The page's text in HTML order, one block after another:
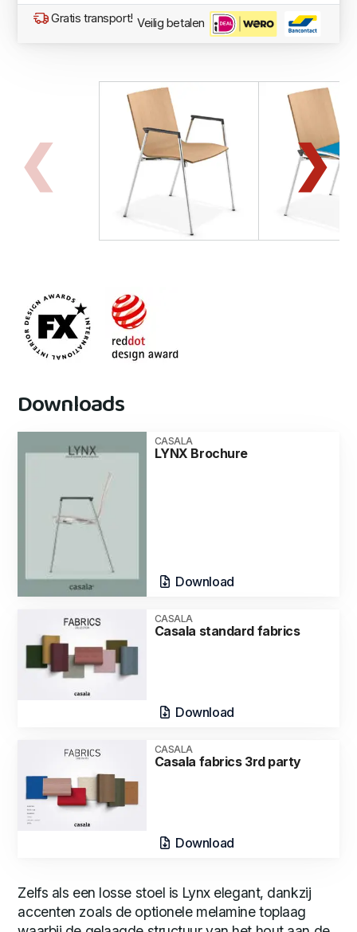
Gratis transport! Veilig betalen
Downloads
CASALA
LYNX Brochure
Download
CASALA
Casala standard fabrics
Download
CASALA
Casala fabrics 3rd party
Download
Zelfs als een losse stoel is Lynx elegant, dankzij
accenten zoals de optionele melamine toplaag